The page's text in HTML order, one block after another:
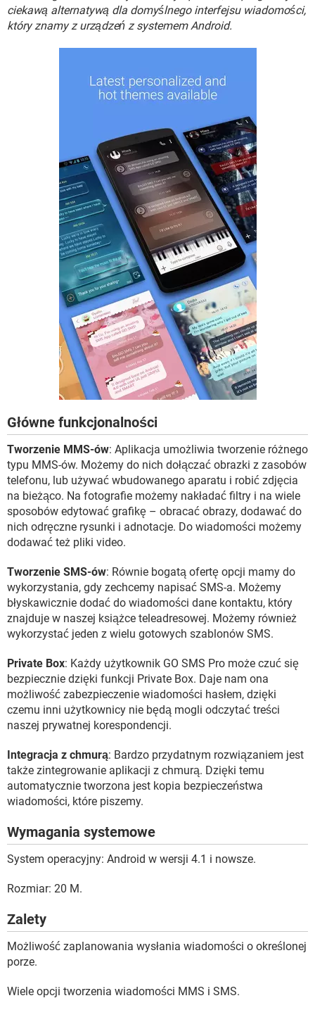
WINDOWS 10
ciekawą alternatywą dla domyślnego interfejsu wiadomości,
który znamy z urządzeń z systemem Android.
Główne funkcjonalności
Tworzenie MMS-ów: Aplikacja umożliwia tworzenie różnego
typu MMS-ów. Możemy do nich dołączać obrazki z zasobów
telefonu, lub używać wbudowanego aparatu i robić zdjęcia
na bieżąco. Na fotografie możemy nakładać filtry i na wiele
sposobów edytować grafikę – obracać obrazy, dodawać do
nich odręczne rysunki i adnotacje. Do wiadomości możemy
dodawać też pliki video.
Tworzenie SMS-ów: Równie bogatą ofertę opcji mamy do
wykorzystania, gdy zechcemy napisać SMS-a. Możemy
błyskawicznie dodać do wiadomości dane kontaktu, który
znajduje w naszej książce teleadresowej. Możemy również
wykorzystać jeden z wielu gotowych szablonów SMS.
Private Box: Każdy użytkownik GO SMS Pro może czuć się
bezpiecznie dzięki funkcji Private Box. Daje nam ona
możliwość zabezpieczenie wiadomości hasłem, dzięki
czemu inni użytkownicy nie będą mogli odczytać treści
naszej prywatnej korespondencji.
Integracja z chmurą: Bardzo przydatnym rozwiązaniem jest
także zintegrowanie aplikacji z chmurą. Dzięki temu
automatycznie tworzona jest kopia bezpieczeństwa
wiadomości, które piszemy.
Wymagania systemowe
System operacyjny: Android w wersji 4.1 i nowsze.
Rozmiar: 20 M.
Zalety
Możliwość zaplanowania wysłania wiadomości o określonej
porze.
Wiele opcji tworzenia wiadomości MMS i SMS.